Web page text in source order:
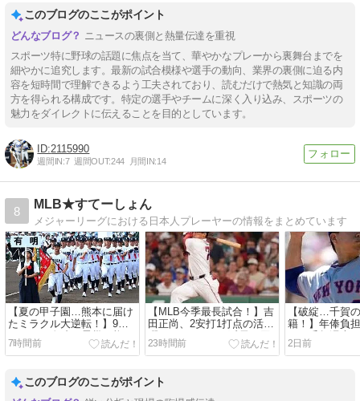
このブログのここがポイント
ニュースの裏側と熱量伝達を重視
スポーツ特に野球の話題に焦点を当て、華やかなプレーから裏舞台までを
細やかに追究します。最新の試合模様や選手の動向、業界の裏側に迫る内
容を短時間で理解できるよう工夫されており、読むだけで熱気と知識の両
方を得られる構成です。特定の選手やチームに深く入り込み、スポーツの
魅力をダイレクトに伝えることを目的としています。
2115990
週間IN:7 週間OUT:244 月間IN:14
8
MLB★すてーしょん
メジャーリーグにおける日本人プレーヤーの情報をまとめています
【夏の甲子園…熊本に届け
たミラクル大逆転！】9回2
死からの奇跡！震災の熊
本・有明が立命館宇治を逆
7時間前
【MLB今季最長試合！】吉
田正尚、2安打1打点の活
躍…Rソックス、延長13回
の死闘制しWソックス下
23時間前
【破綻…千賀
籍！】年俸負
ッツ千賀滉大
籍話は成立せ
2日前
このブログのここがポイント